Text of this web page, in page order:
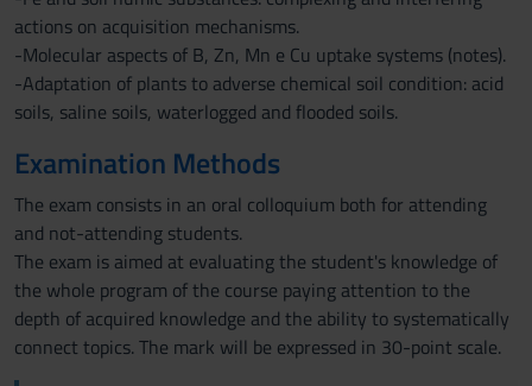
actions on acquisition mechanisms.
-Molecular aspects of B, Zn, Mn e Cu uptake systems (notes).
-Adaptation of plants to adverse chemical soil condition: acid
soils, saline soils, waterlogged and flooded soils.
Examination Methods
The exam consists in an oral colloquium both for attending
and not-attending students.
The exam is aimed at evaluating the student's knowledge of
the whole program of the course paying attention to the
depth of acquired knowledge and the ability to systematically
connect topics. The mark will be expressed in 30-point scale.